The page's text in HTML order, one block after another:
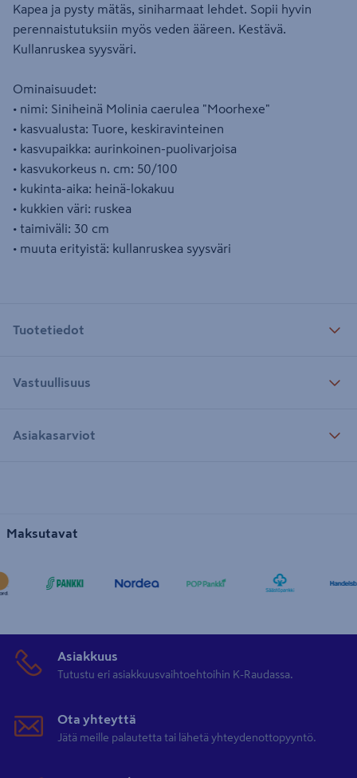
Kapea ja pysty mätäs, siniharmaat lehdet. Sopii hyvin
perennaistutuksiin myös veden ääreen. Kestävä.
Kullanruskea syysväri.
Ominaisuudet:
• nimi: Siniheinä Molinia caerulea "Moorhexe"
• kasvualusta: Tuore, keskiravinteinen
• kasvupaikka: aurinkoinen-puolivarjoisa
• kasvukorkeus n. cm: 50/100
• kukinta-aika: heinä-lokakuu
• kukkien väri: ruskea
• taimiväli: 30 cm
• muuta erityistä: kullanruskea syysväri
Tuotetiedot
Vastuullisuus
Asiakasarviot
Maksutavat
Asiakkuus
Tutustu eri asiakkuusvaihtoehtoihin K-Raudassa.
Ota yhteyttä
Jätä meille palautetta tai lähetä yhteydenottopyyntö.